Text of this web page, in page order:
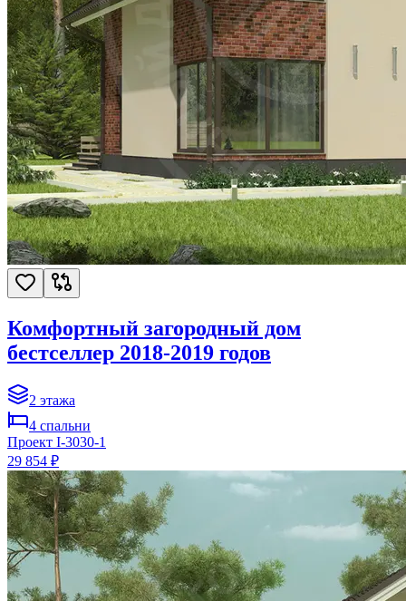
Комфортный загородный дом
бестселлер 2018-2019 годов
2 этажа
4 спальни
Проект I-3030-1
29 854 ₽